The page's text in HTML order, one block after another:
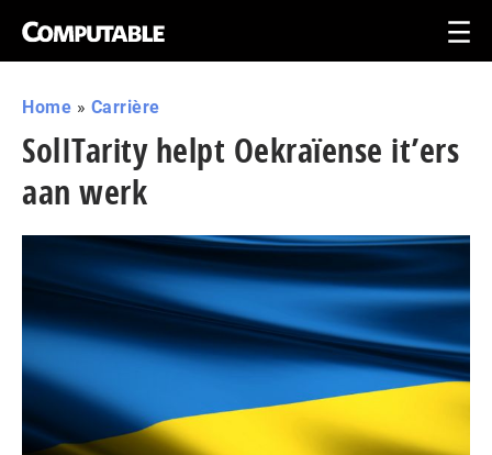
Home » Carrière
SolITarity helpt Oekraïense it’ers
aan werk